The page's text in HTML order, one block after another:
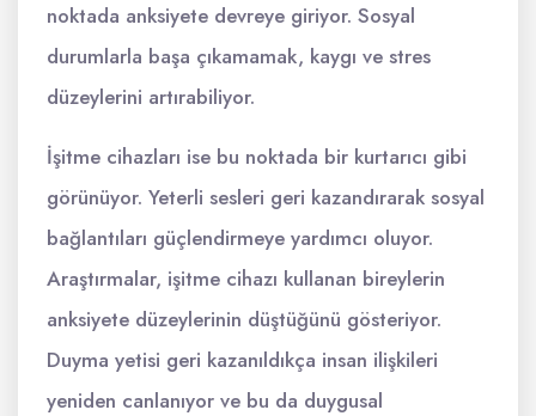
noktada anksiyete devreye giriyor. Sosyal
durumlarla başa çıkamamak, kaygı ve stres
düzeylerini artırabiliyor.
İşitme cihazları ise bu noktada bir kurtarıcı gibi
görünüyor. Yeterli sesleri geri kazandırarak sosyal
bağlantıları güçlendirmeye yardımcı oluyor.
Araştırmalar, işitme cihazı kullanan bireylerin
anksiyete düzeylerinin düştüğünü gösteriyor.
Duyma yetisi geri kazanıldıkça insan ilişkileri
yeniden canlanıyor ve bu da duygusal